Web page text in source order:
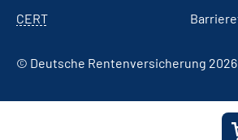
CERT
© Deutsche Rentenversicherung 2026